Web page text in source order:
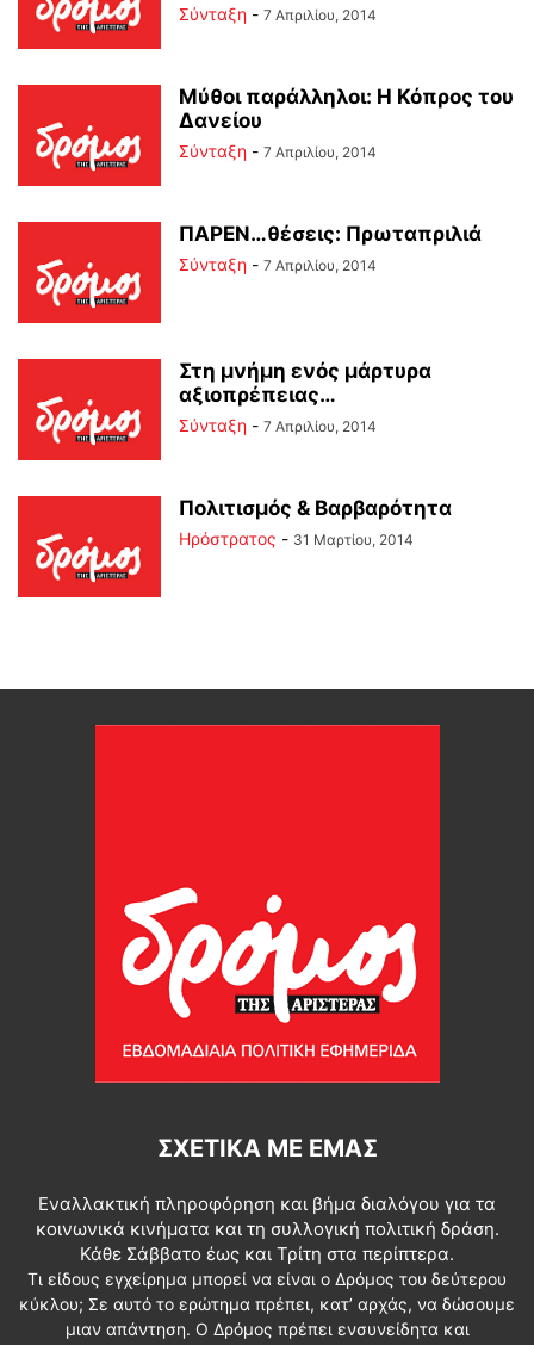
Σύνταξη - 7 Απριλίου, 2014
Μύθοι παράλληλοι: Η Κόπρος του
Δανείου
Σύνταξη - 7 Απριλίου, 2014
ΠΑΡΕΝ…θέσεις: Πρωταπριλιά
Σύνταξη - 7 Απριλίου, 2014
Στη μνήμη ενός μάρτυρα
αξιοπρέπειας…
Σύνταξη - 7 Απριλίου, 2014
Πολιτισμός & Βαρβαρότητα
Ηρόστρατος - 31 Μαρτίου, 2014
ΣΧΕΤΙΚΆ ΜΕ ΕΜΆΣ
Εναλλακτική πληροφόρηση και βήμα διαλόγου για τα
κοινωνικά κινήματα και τη συλλογική πολιτική δράση.
Κάθε Σάββατο έως και Τρίτη στα περίπτερα.
Τι είδους εγχείρημα μπορεί να είναι ο Δρόμος του δεύτερου
κύκλου; Σε αυτό το ερώτημα πρέπει, κατ’ αρχάς, να δώσουμε
μιαν απάντηση. Ο Δρόμος πρέπει ενσυνείδητα και